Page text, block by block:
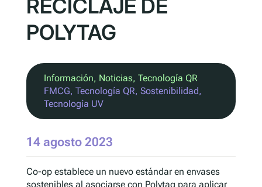
RECICLAJE DE
POLYTAG
Información, Noticias, Tecnología QR
FMCG, Tecnología QR, Sostenibilidad
Tecnología UV
14 agosto 2023
Co-op establece un nuevo estándar en envases
sostenibles al asociarse con Polytag para aplicar